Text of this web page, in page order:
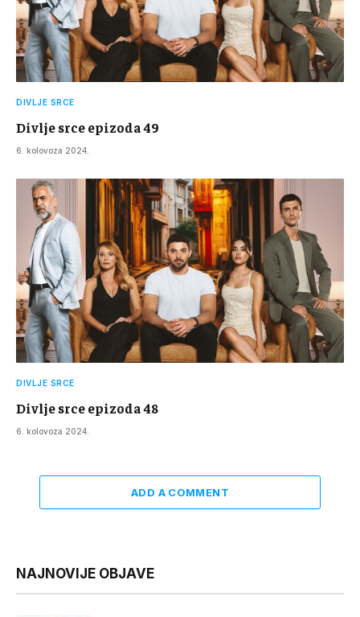
DIVLJE SRCE
Divlje srce epizoda 49
6. kolovoza 2024.
DIVLJE SRCE
Divlje srce epizoda 48
6. kolovoza 2024.
ADD A COMMENT
NAJNOVIJE OBJAVE